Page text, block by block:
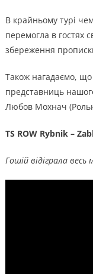
В крайньому турі
перемогла в гостях
збереження прописки
Також нагадаємо,
представниць
Любов Мохнач
TS ROW Rybnik –
Гошій відіграла весь